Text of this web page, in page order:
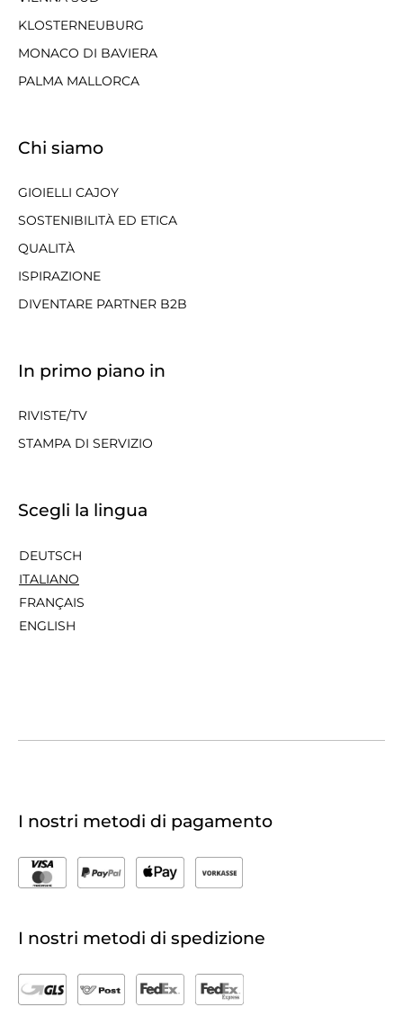
KLOSTERNEUBURG
MONACO DI BAVIERA
PALMA MALLORCA
Chi siamo
GIOIELLI CAJOY
SOSTENIBILITÀ ED ETICA
QUALITÀ
ISPIRAZIONE
DIVENTARE PARTNER B2B
In primo piano in
RIVISTE/TV
STAMPA DI SERVIZIO
Scegli la lingua
DEUTSCH
ITALIANO
FRANÇAIS
ENGLISH
I nostri metodi di pagamento
I nostri metodi di spedizione